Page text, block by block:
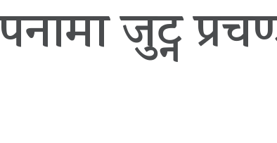
जुट्न